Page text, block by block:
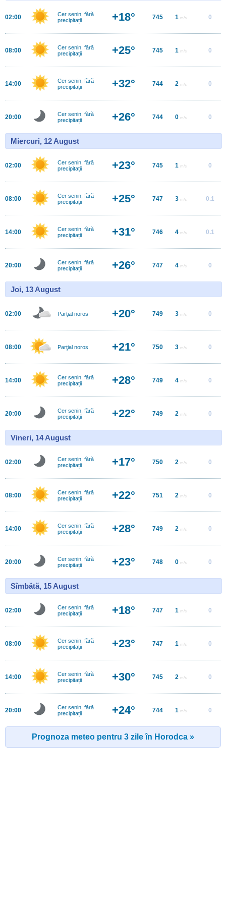
02:00
Cer senin, fără
precipitații
+18° 745 1 m/s 0
08:00
Cer senin, fără
precipitații
+25° 745 1 m/s 0
14:00
Cer senin, fără
precipitații
+32° 744 2 m/s 0
20:00
Cer senin, fără
precipitații
+26° 744 0 m/s 0
Miercuri, 12 August
02:00
Cer senin, fără
precipitații
+23° 745 1 m/s 0
08:00
Cer senin, fără
precipitații
+25° 747 3 m/s 0.1
14:00
Cer senin, fără
precipitații
+31° 746 4 m/s 0.1
20:00
Cer senin, fără
precipitații
+26° 747 4 m/s 0
Joi, 13 August
02:00 Parţial noros +20° 749 3 m/s 0
08:00 Parţial noros +21° 750 3 m/s 0
14:00
Cer senin, fără
precipitații
+28° 749 4 m/s 0
20:00
Cer senin, fără
precipitații
+22° 749 2 m/s 0
Vineri, 14 August
02:00
Cer senin, fără
precipitații
+17° 750 2 m/s 0
08:00
Cer senin, fără
precipitații
+22° 751 2 m/s 0
14:00
Cer senin, fără
precipitații
+28° 749 2 m/s 0
20:00
Cer senin, fără
precipitații
+23° 748 0 m/s 0
Sîmbătă, 15 August
02:00
Cer senin, fără
precipitații
+18° 747 1 m/s 0
08:00
Cer senin, fără
precipitații
+23° 747 1 m/s 0
14:00
Cer senin, fără
precipitații
+30° 745 2 m/s 0
20:00
Cer senin, fără
precipitații
+24° 744 1 m/s 0
Prognoza meteo pentru 3 zile în Horodca »